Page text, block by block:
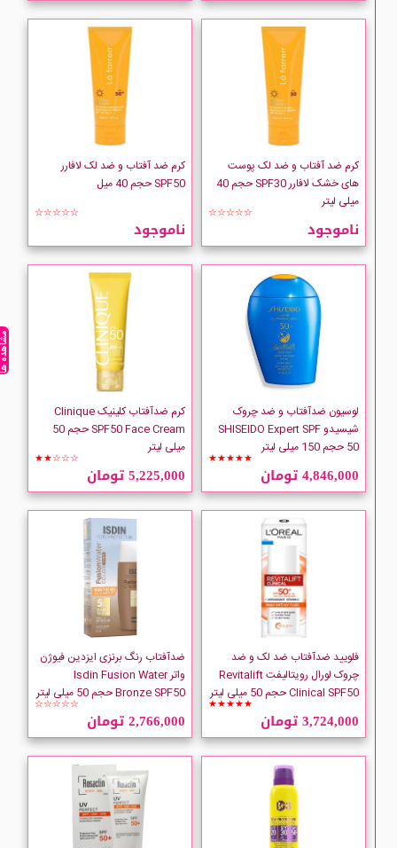
کرم ضد آفتاب و ضد لک پوست
های خشک لافارر SPF30 حجم 40
میلی لیتر
☆☆☆☆☆
ناموجود
کرم ضد آفتاب و ضد لک لافارر
SPF50 حجم 40 میل
☆☆☆☆☆
ناموجود
لوسیون ضدآفتاب و ضد چروک
شیسیدو SHISEIDO Expert SPF
50 حجم 150 میلی لیتر
★★★★★
4,846,000 تومان
کرم ضدآفتاب کلینیک Clinique
SPF50 Face Cream حجم 50
میلی لیتر
★★☆☆☆
5,225,000 تومان
فلویید ضدآفتاب ضد لک و ضد
چروک لورال رویتالیفت Revitalift
Clinical SPF50 حجم 50 میلی لیتر
★★★★★
3,724,000 تومان
ضدآفتاب رنگ برنزی ایزدین فیوژن
واتر Isdin Fusion Water
Bronze SPF50 حجم 50 میلی لیتر
☆☆☆☆☆
2,766,000 تومان